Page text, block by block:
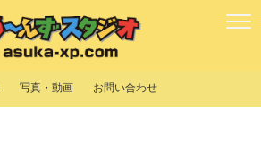
写真・動画 お問い合わせ